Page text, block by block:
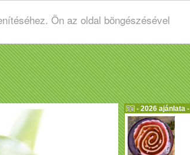
Ön az oldal böngészésével
- 2026 ajánlata -